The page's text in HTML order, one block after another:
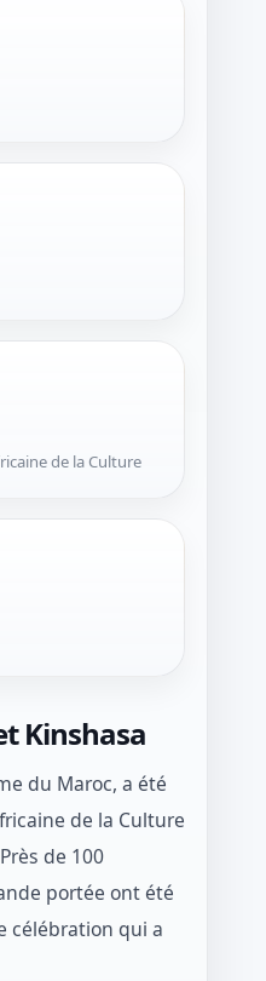
de la Culture
Kinshasa
du Maroc, a été
de la Culture
de 100
portée ont été
célébration qui a